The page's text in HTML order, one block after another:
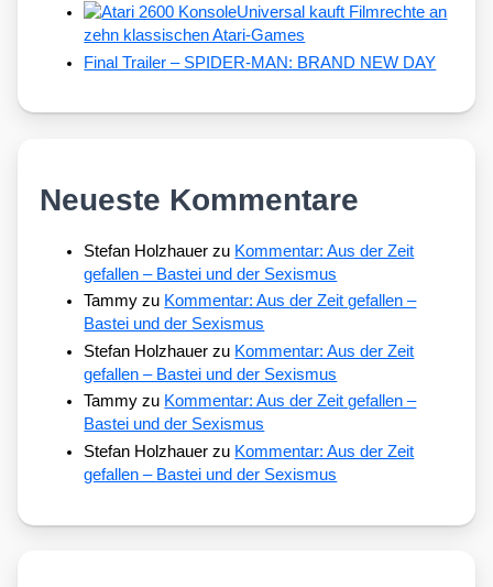
Universal kauft Filmrechte an
zehn klassischen Atari-Games
Final Trailer – SPIDER-MAN: BRAND NEW DAY
Neueste Kommentare
Stefan Holzhauer zu Kommentar: Aus der Zeit
gefallen – Bastei und der Sexismus
Tammy zu Kommentar: Aus der Zeit gefallen –
Bastei und der Sexismus
Stefan Holzhauer zu Kommentar: Aus der Zeit
gefallen – Bastei und der Sexismus
Tammy zu Kommentar: Aus der Zeit gefallen –
Bastei und der Sexismus
Stefan Holzhauer zu Kommentar: Aus der Zeit
gefallen – Bastei und der Sexismus